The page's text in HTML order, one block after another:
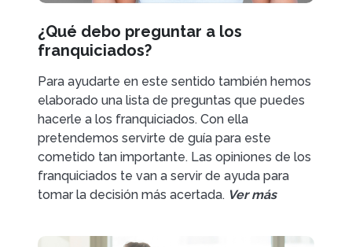
¿Qué debo preguntar a los
franquiciados?
Para ayudarte en este sentido también hemos
elaborado una lista de preguntas que puedes
hacerle a los franquiciados. Con ella
pretendemos servirte de guía para este
cometido tan importante. Las opiniones de los
franquiciados te van a servir de ayuda para
tomar la decisión más acertada. Ver más